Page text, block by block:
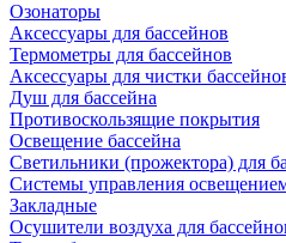
Озонаторы
Аксессуары для бассейнов
Термометры для бассейнов
Аксессуары для чистки
Душ для бассейна
Противоскользящие покрытия
Освещение бассейна
Светильники (прожектора) для
Системы управления
Закладные
Осушители воздуха для